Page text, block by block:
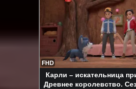
FHD
Карли – искательница
Древнее королевство.